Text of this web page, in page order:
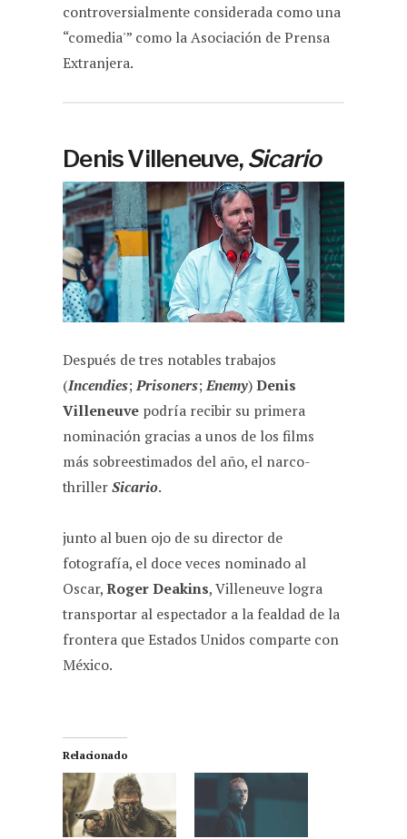
controversialmente considerada como una
“comedia'” como la Asociación de Prensa
Extranjera.
Denis Villeneuve,Sicario
Después de tres notables trabajos
(Incendies;Prisoners;Enemy)Denis
Villeneuve podría recibir su primera
nominación gracias a unos de los films
más sobreestimados del año, el narco-
thrillerSicario.
junto al buen ojo de su director de
fotografía, el doce veces nominado al
Oscar,Roger Deakins, Villeneuve logra
transportar al espectador a la fealdad de la
frontera que Estados Unidos comparte con
México.
Relacionado